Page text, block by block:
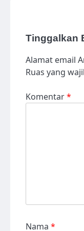
Tinggalkan
Alamat email
Ruas yang
Komentar*
Nama *